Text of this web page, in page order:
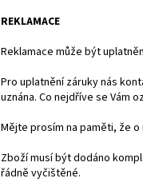
REKLAMACE
Reklamace může být
Pro uplatnění záruky nás
uznána. Co nejdříve se Vám
Mějte prosím na paměti, že
Zboží musí být dodáno
řádně vyčištěné.